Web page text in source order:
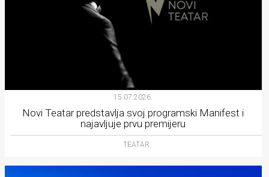
15.07.2026.
Novi Teatar predstavlja svoj programski Manifest i
najavljuje prvu premijeru
TEATAR